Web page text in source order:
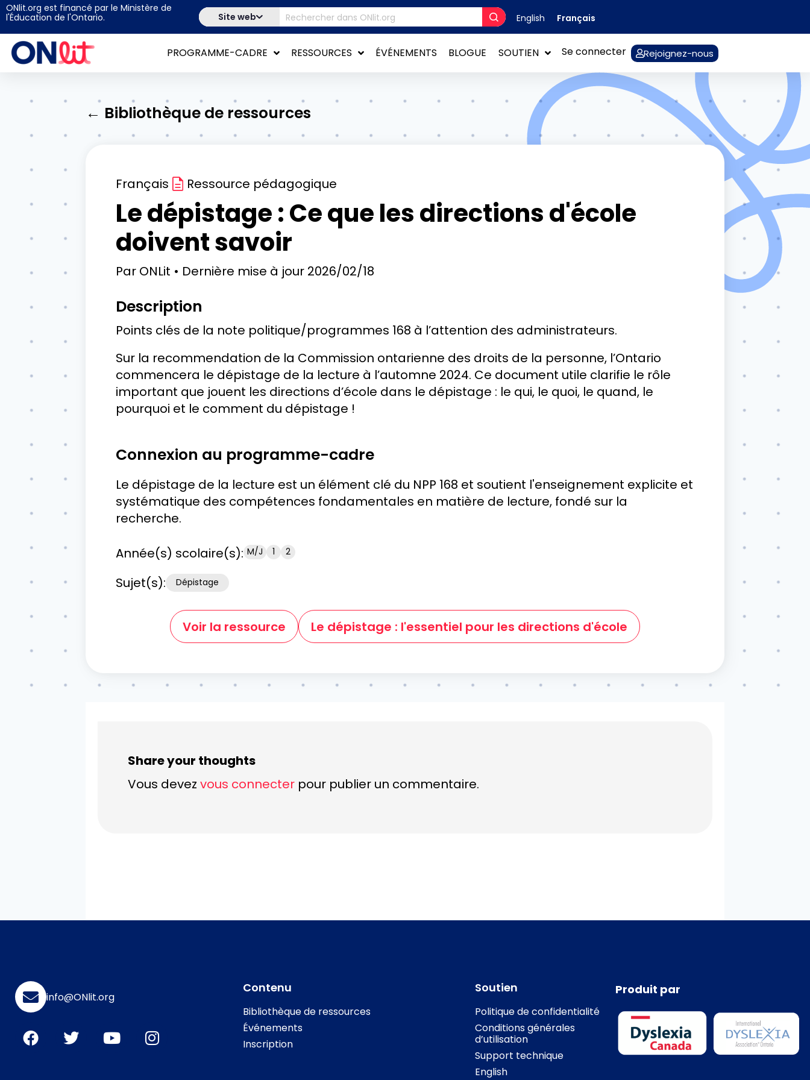
ONlit.org est financé par le Ministère de
l'Éducation de l'Ontario.
Site web English Français
PROGRAMME-CADRE RESSOURCES ÉVÉNEMENTS BLOGUE SOUTIEN Se connecter Rejoignez-nous
← Bibliothèque de ressources
Français Ressource pédagogique
Le dépistage : Ce que les directions d'école
doivent savoir
Par ONLit Dernière mise à jour2026/02/18
Description
Points clés de la note politique/programmes 168 à l’attention des administrateurs.
Sur la recommendation de la Commission ontarienne des droits de la personne, l’Ontario
commencera le dépistage de la lecture à l’automne 2024. Ce document utile clarifie le rôle
important que jouent les directions d’école dans le dépistage : le qui, le quoi, le quand, le
pourquoi et le comment du dépistage !
Connexion au programme-cadre
Le dépistage de la lecture est un élément clé du NPP 168 et soutient l'enseignement explicite et
systématique des compétences fondamentales en matière de lecture, fondé sur la
recherche.
Année(s) scolaire(s): M/J 1 2
Sujet(s): Dépistage
Voir la ressource Le dépistage : l'essentiel pour les directions d'école
Share your thoughts
Vous devez vous connecter pour publier un commentaire.
info@ONlit.org
Contenu
Bibliothèque de ressources
Événements
Inscription
Soutien
Politique de confidentialité
Conditions générales
d’utilisation
Support technique
English
Produit par